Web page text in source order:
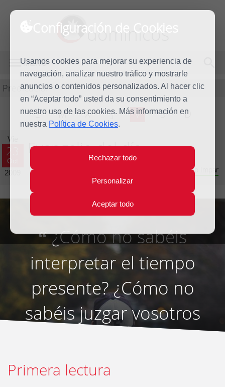
Configuración de Cookies
Usamos cookies para mejorar su experiencia de
navegación, analizar nuestro tráfico y mostrarle
anuncios o contenidos personalizados. Al hacer clic
en “Aceptar todo” usted da su consentimiento a
nuestro uso de las cookies. Más información en
nuestra Política de Cookies.
Rechazar todo
Personalizar
Aceptar todo
dominicos
MENÚ
Predicación
L M X J V S D
Vie
23
Oct
2009
Evangelio del día
Vigésimo novena semana del Tiempo Ordinario - Año Impar
“¿Cómo no sabéis
interpretar el tiempo
presente? ¿Cómo no
sabéis juzgar vosotros
mismos lo que se debe
hacer?
Primera lectura